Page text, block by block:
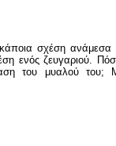
σχέση ανάμεσα
ενός ζευγαριού.
του μυαλού